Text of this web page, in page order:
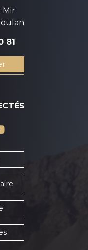
Mir
81